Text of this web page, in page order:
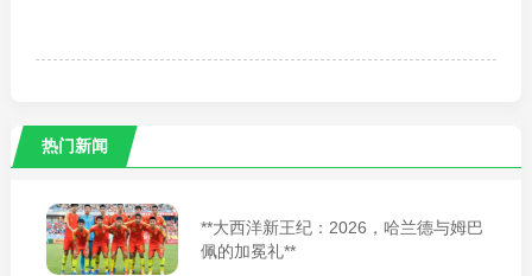
热门新闻
**大西洋新王纪：2026，哈兰德与姆巴
佩的加冕礼**